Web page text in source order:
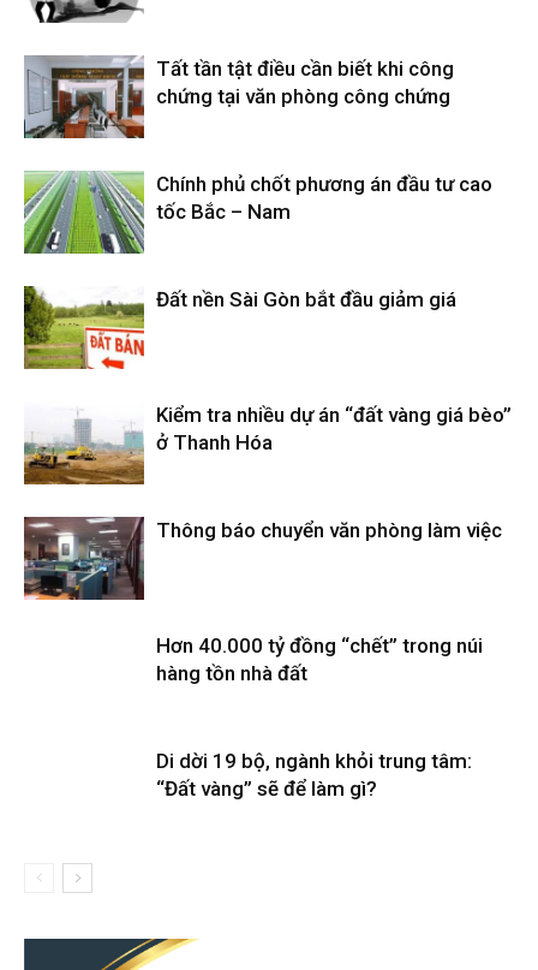
Tất tần tật điều cần biết khi công
chứng tại văn phòng công chứng
Chính phủ chốt phương án đầu tư cao
tốc Bắc – Nam
Đất nền Sài Gòn bắt đầu giảm giá
Kiểm tra nhiều dự án “đất vàng giá bèo”
ở Thanh Hóa
Thông báo chuyển văn phòng làm việc
Hơn 40.000 tỷ đồng “chết” trong núi
hàng tồn nhà đất
Di dời 19 bộ, ngành khỏi trung tâm:
“Đất vàng” sẽ để làm gì?